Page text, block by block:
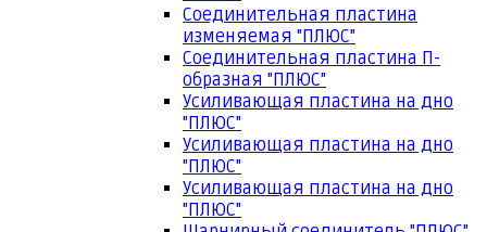
Соединительная пластина
изменяемая "ПЛЮС"
Соединительная пластина П-
образная "ПЛЮС"
Усиливающая пластина на дно
"ПЛЮС"
Усиливающая пластина на дно
"ПЛЮС"
Усиливающая пластина на дно
"ПЛЮС"